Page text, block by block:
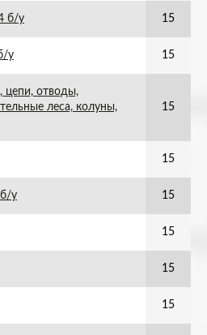
б/у 15
у 15
цепи, отводы,
леса, колуны,
15
15
у 15
15
15
15